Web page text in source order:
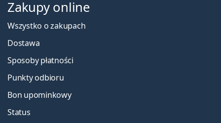
Zakupy online
Wszystko o zakupach
Dostawa
Sposoby płatności
Punkty odbioru
Bon upominkowy
Status